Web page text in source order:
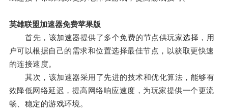
英雄联盟加速器免费苹果版
首先，该加速器提供了多个免费的节点供玩家选择，用
户可以根据自己的需求和位置选择最佳节点，以获取更快速
的连接速度。
其次，该加速器采用了先进的技术和优化算法，能够有
效降低网络延迟，提高网络响应速度，为玩家提供一个更流
畅、稳定的游戏环境。